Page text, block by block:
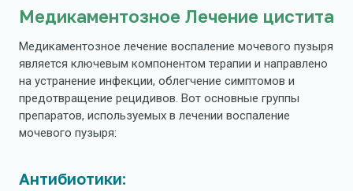
Медикаментозное Лечение цистита
Медикаментозное лечение воспаление мочевого пузыря
является ключевым компонентом терапии и направлено
на устранение инфекции, облегчение симптомов и
предотвращение рецидивов. Вот основные группы
препаратов, используемых в лечении воспаление
мочевого пузыря:
Антибиотики: